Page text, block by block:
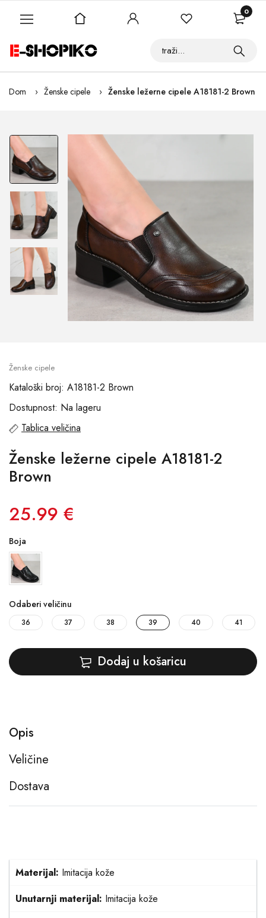
Dom Ženske cipele Ženske ležerne cipele A18181-2 Brown
Ženske cipele
Kataloški broj: A18181-2 Brown
Dostupnost: Na lageru
Tablica veličina
Ženske ležerne cipele A18181-2
Brown
25.99 €
Boja
Odaberi veličinu
36 37 38 39 40 41
Dodaj u košaricu
Opis
Veličine
Dostava
Materijal: Imitacija kože
Unutarnji materijal: Imitacija kože
0